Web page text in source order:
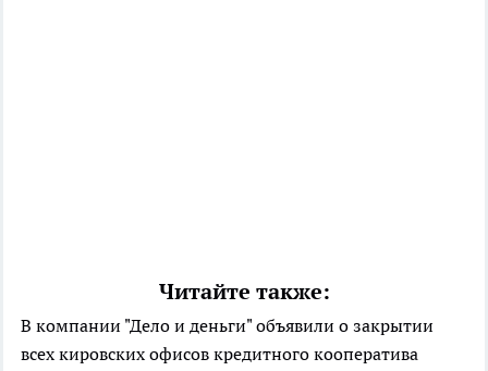
Читайте также:
В компании "Дело и деньги" объявили о закрытии
всех кировских офисов кредитного кооператива